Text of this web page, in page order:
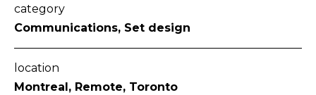
category
Communications, Set design
location
Montreal, Remote, Toronto